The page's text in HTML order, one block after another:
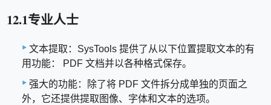
12.1专业人士
文本提取：SysTools 提供了从以下位置提取文本的有
用功能： PDF 文档并以各种格式保存。
强大的功能：除了将 PDF 文件拆分成单独的页面之
外，它还提供提取图像、字体和文本的选项。